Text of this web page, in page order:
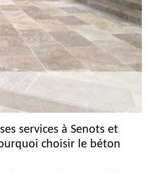
services à Senots et
choisir le béton